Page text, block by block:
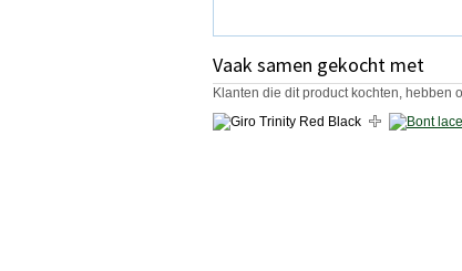
Vaak samen gekocht met
Klanten die dit product kochten, hebben